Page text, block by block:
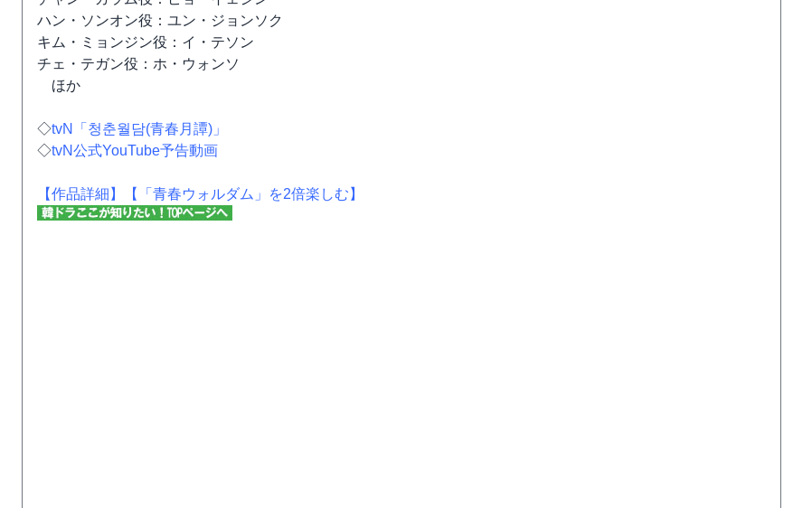
ハン・ソンオン役：ユン・ジョンソク
キム・ミョンジン役：イ・テソン
チェ・テガン役：ホ・ウォンソ
ほか
◇tvN「청춘월담(青春月譚)」
◇tvN公式YouTube予告動画
【作品詳細】 【「青春ウォルダム」を2倍楽しむ】